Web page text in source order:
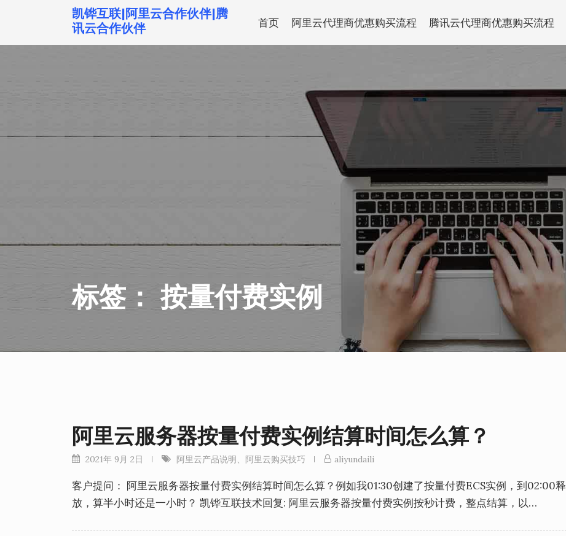
到
凯铧互联|阿里云合作伙伴|腾
讯云合作伙伴
首页 阿里云代理商优惠购买流程 腾讯云代理商优惠购买流程
标签：按量付费实例
阿里云服务器按量付费实例结算时间怎么算？
2021年 9月 2日 阿里云产品说明、 阿里云购买技巧 aliyundaili
客户提问： 阿里云服务器按量付费实例结算时间怎么算？例如我01:30创建了按量付费ECS实例，到02:00释
放，算半小时还是一小时？ 凯铧互联技术回复: 阿里云服务器按量付费实例按秒计费，整点结算，以…